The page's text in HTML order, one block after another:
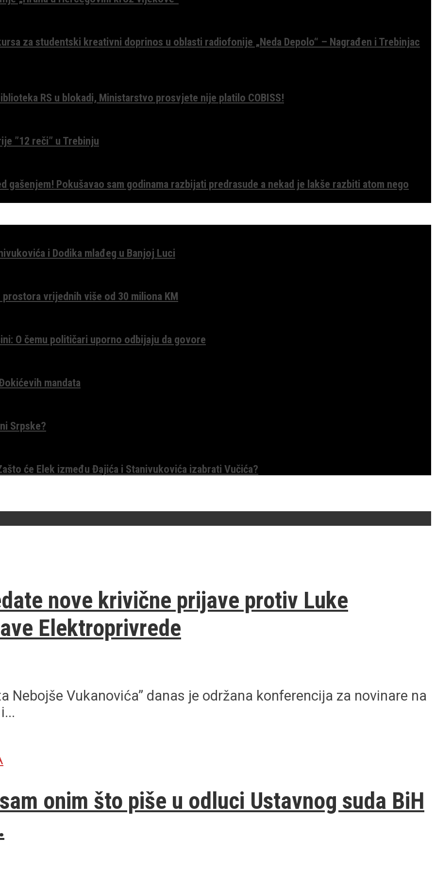
za studentski kreativni doprinos u oblasti radiofonije „Neda Depolo“ – Nagrađen i Trebinjac
RS u blokadi, Ministarstvo prosvjete nije platilo COBISS!
”12 reči” u Trebinju
gašenjem! Pokušavao sam godinama razbijati predrasude a nekad je lakše razbiti atom nego
i Dodika mlađeg u Banjoj Luci
vrijednih više od 30 miliona KM
O čemu političari uporno odbijaju da govore
mandata
Srpske?
će Elek između Đajića i Stanivukovića izabrati Vučića?
nove krivične prijave protiv Luke
Elektroprivrede
Nebojše Vukanovića” danas je održana konferencija za novinare na
onim što piše u odluci Ustavnog suda BiH